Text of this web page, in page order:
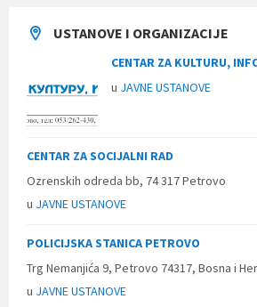
USTANOVE I ORGANIZACIJE
CENTAR ZA KULTURU,
u JAVNE USTANOVE
CENTAR ZA SOCIJALNI RAD
Ozrenskih odreda bb, 74 317 Petrovo
u JAVNE USTANOVE
POLICIJSKA STANICA PETROVO
Trg Nemanjića 9, Petrovo 74317, Bosna i
u JAVNE USTANOVE